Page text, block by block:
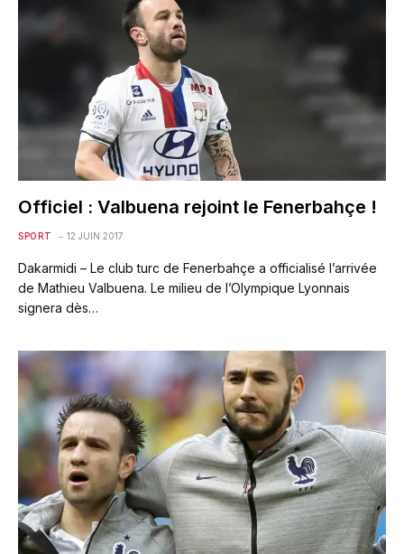
Officiel : Valbuena rejoint le Fenerbahçe !
SPORT 12 JUIN 2017
Dakarmidi – Le club turc de Fenerbahçe a officialisé l’arrivée
de Mathieu Valbuena. Le milieu de l’Olympique Lyonnais
signera dès…